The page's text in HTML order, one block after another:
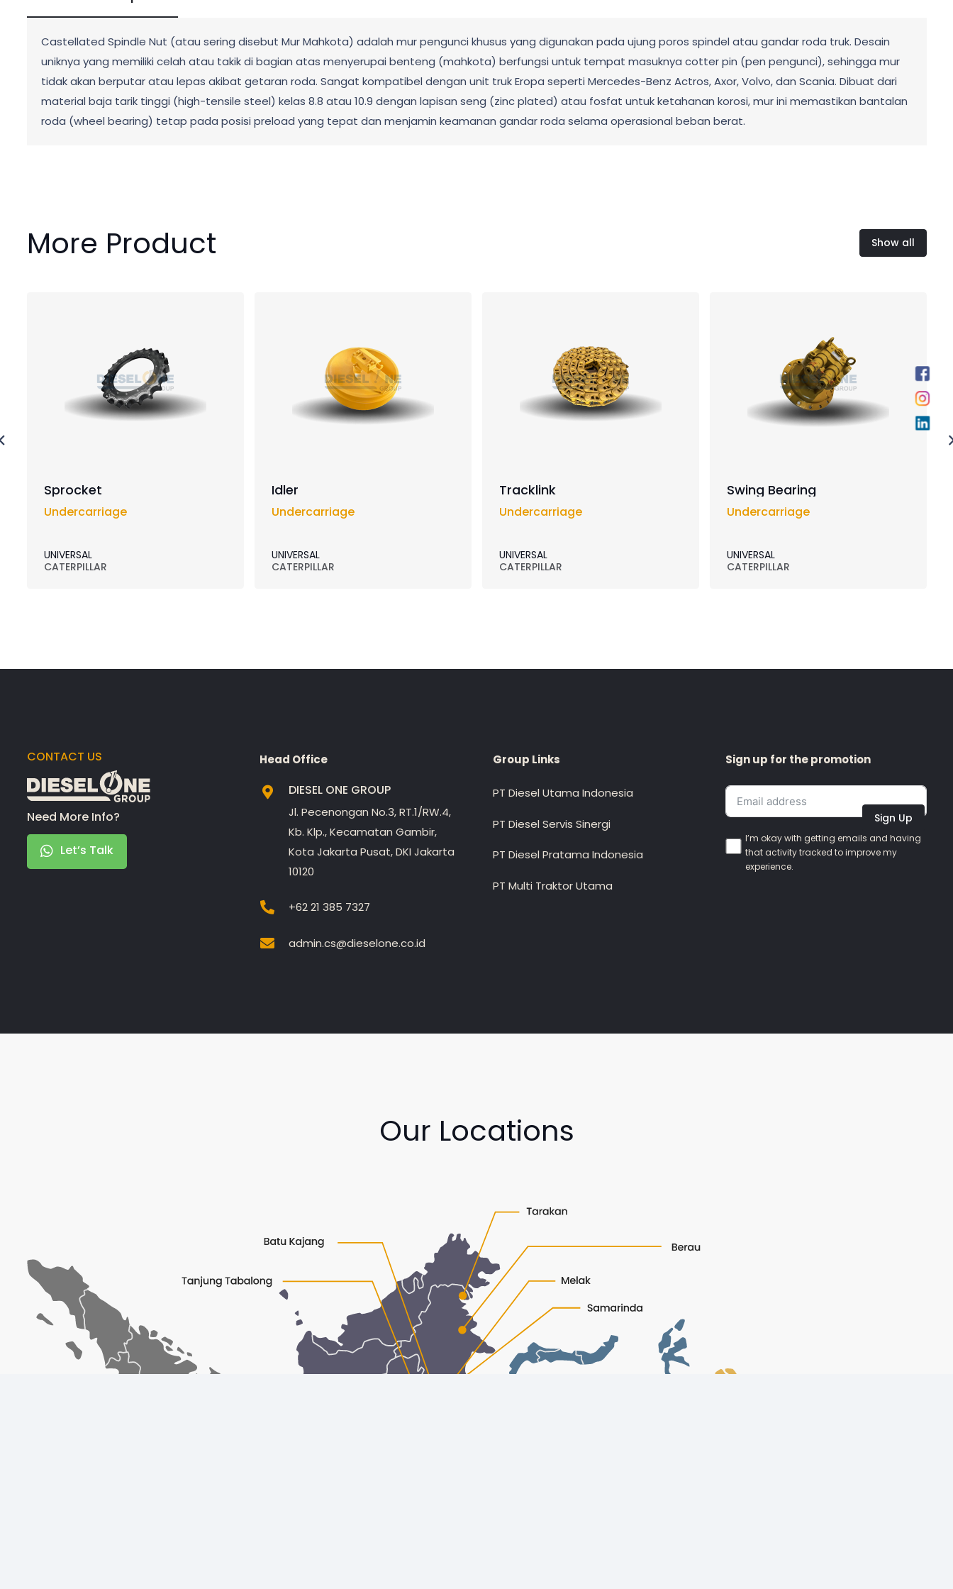
Castellated Spindle Nut (atau sering disebut Mur Mahkota) adalah mur pengunci khusus yang digunakan pada ujung poros spindel atau gandar roda truk. Desain
uniknya yang memiliki celah atau takik di bagian atas menyerupai benteng (mahkota) berfungsi untuk tempat masuknya cotter pin (pen pengunci), sehingga mur
tidak akan berputar atau lepas akibat getaran roda. Sangat kompatibel dengan unit truk Eropa seperti Mercedes-Benz Actros, Axor, Volvo, dan Scania. Dibuat dari
material baja tarik tinggi (high-tensile steel) kelas 8.8 atau 10.9 dengan lapisan seng (zinc plated) atau fosfat untuk ketahanan korosi, mur ini memastikan bantalan
roda (wheel bearing) tetap pada posisi preload yang tepat dan menjamin keamanan gandar roda selama operasional beban berat.
More Product Show all
Sprocket
Undercarriage
UNIVERSAL
CATERPILLAR
Idler
Undercarriage
UNIVERSAL
CATERPILLAR
Tracklink
Undercarriage
UNIVERSAL
CATERPILLAR
Swing Bearing
Undercarriage
UNIVERSAL
CATERPILLAR
CONTACT US
Need More Info?
Let’s Talk
Head Office
DIESEL ONE GROUP
Jl. Pecenongan No.3, RT.1/RW.4,
Kb. Klp., Kecamatan Gambir,
Kota Jakarta Pusat, DKI Jakarta
10120
+62 21 385 7327
admin.cs@dieselone.co.id
Group Links
PT Diesel Utama Indonesia
PT Diesel Servis Sinergi
PT Diesel Pratama Indonesia
PT Multi Traktor Utama
Sign up for the promotion
Sign Up
I’m okay with getting emails and having
that activity tracked to improve my
experience.
Our Locations